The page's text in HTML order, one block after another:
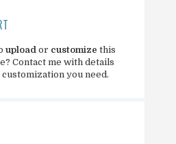
upload or customize this
Contact me with details
you need.